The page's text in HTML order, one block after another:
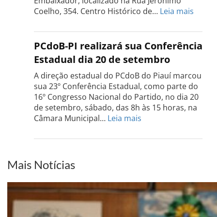
setembro
Coelho, 354. Centro Histórico de… Leia mais
do
PCdoB
Rio
do
Sul
dia
PCdoB-PI realizará sua Conferência
Estadual dia 20 de setembro
A direção estadual do PCdoB do Piauí marcou
sua 23º Conferência Estadual, como parte do
16º Congresso Nacional do Partido, no dia 20
de setembro, sábado, das 8h às 15 horas, na
Câmara Municipal… Leia mais
PI
Estadual
dia
20
de
Mais Notícias